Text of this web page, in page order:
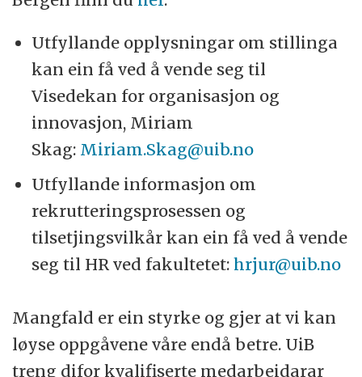
Utfyllande opplysningar om stillinga
kan ein få ved å vende seg til
Visedekan for organisasjon og
innovasjon, Miriam
Skag: Miriam.Skag@uib.no
Utfyllande informasjon om
rekrutteringsprosessen og
tilsetjingsvilkår kan ein få ved å vende
seg til HR ved fakultetet:hrjur@uib.no
Mangfald er ein styrke og gjer at vi kan
løyse oppgåvene våre endå betre. UiB
treng difor kvalifiserte medarbeidarar